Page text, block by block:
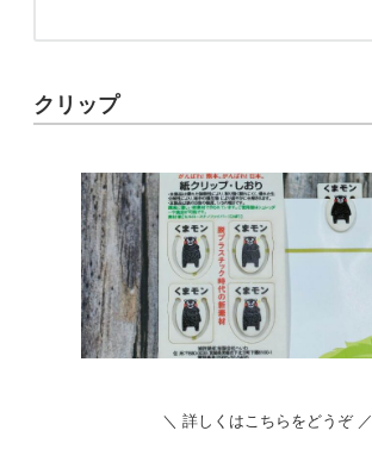
クリップ
＼ 詳しくはこちらをどうぞ ／